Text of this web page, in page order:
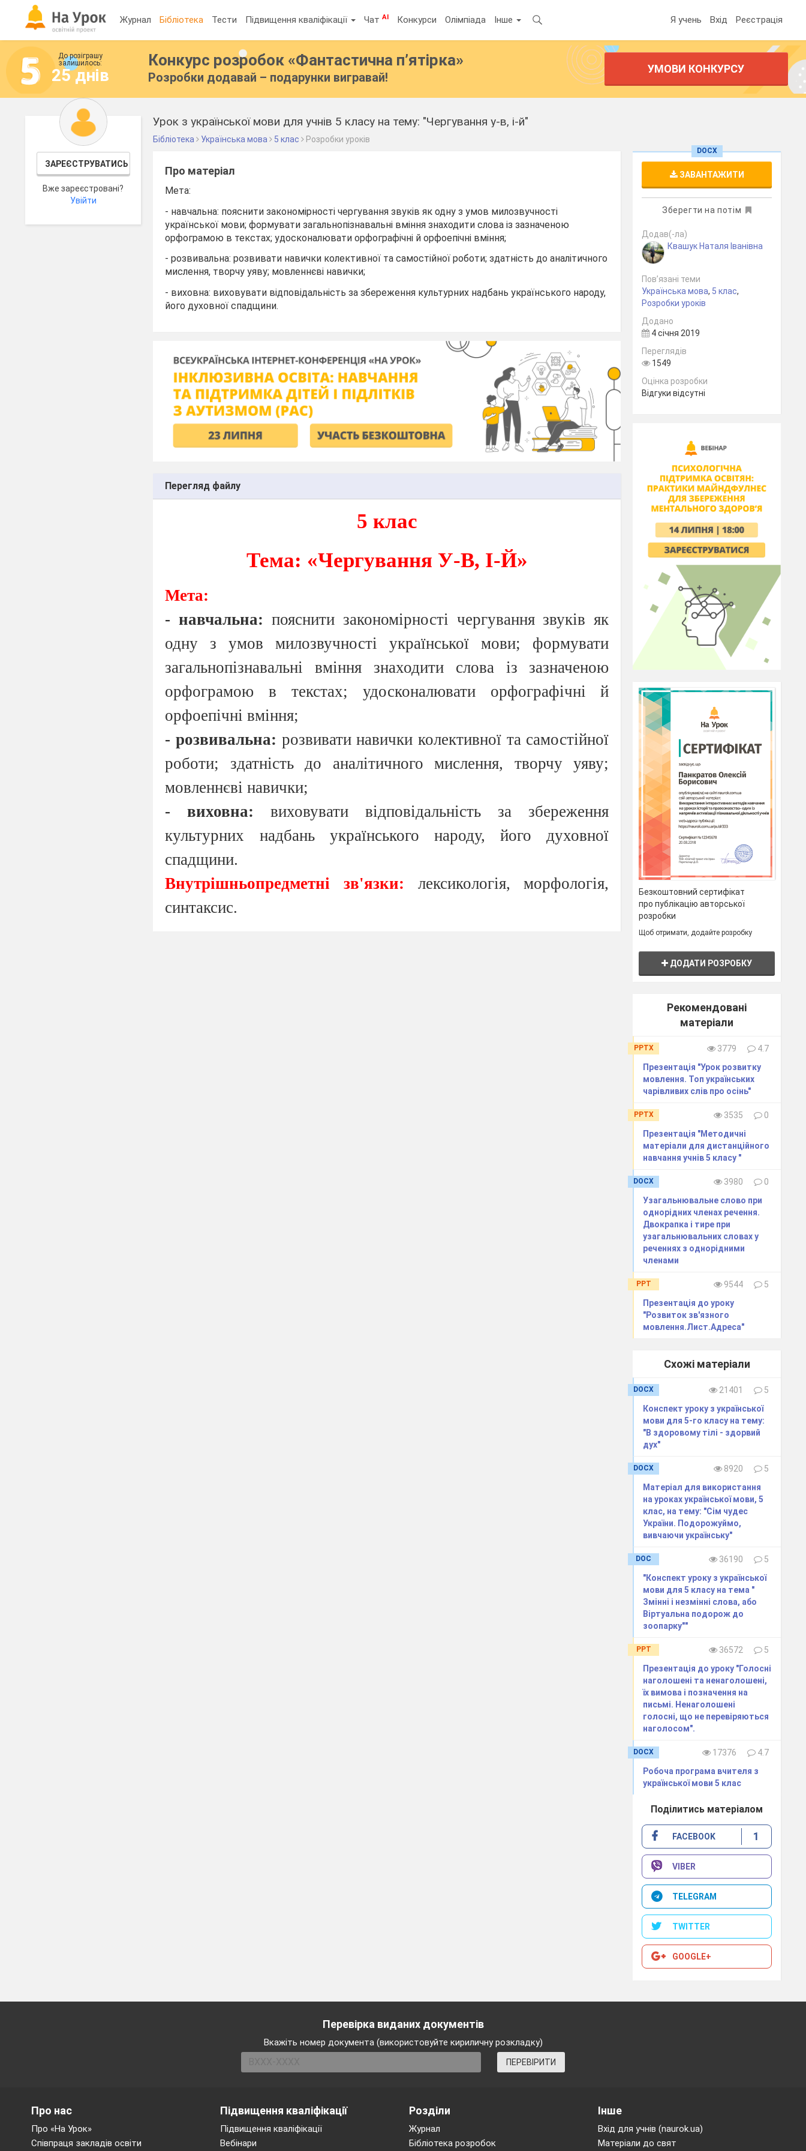
Журнал Бібліотека Тести Підвищення кваліфікації ЧатAI Конкурси Олімпіада Інше Я учень Вхід Реєстрація
До розіграшу
залишилось:
25 днів
Конкурс розробок «Фантастична п’ятірка»
Розробки додавай – подарунки вигравай!
УМОВИ КОНКУРСУ
ЗАРЕЄСТРУВАТИСЬ
Вже зареєстровані?
Увійти
Урок з української мови для учнів 5 класу на тему: "Чергування у-в, і-й"
Бібліотека Українська мова 5 клас Розробки уроків
Про матеріал
Мета:
- навчальна: пояснити закономірності чергування звуків як одну з умов милозвучності
української мови; формувати загальнопізнавальні вміння знаходити слова із зазначеною
орфограмою в текстах; удосконалювати орфографічні й орфоепічні вміння;
- розвивальна: розвивати навички колективної та самостійної роботи; здатність до аналітичного
мислення, творчу уяву; мовленнєві навички;
- виховна: виховувати відповідальність за збереження культурних надбань українського народу,
його духовної спадщини.
Перегляд файлу
5 клас
Тема: «Чергування У-В, І-Й»
Мета:
- навчальна: пояснити закономірності чергування звуків як
одну з умов милозвучності української мови; формувати
загальнопізнавальні вміння знаходити слова із зазначеною
орфограмою в текстах; удосконалювати орфографічні й
орфоепічні вміння;
- розвивальна: розвивати навички колективної та самостійної
роботи; здатність до аналітичного мислення, творчу уяву;
мовленнєві навички;
- виховна: виховувати відповідальність за збереження
культурних надбань українського народу, його духовної
спадщини.
Внутрішньопредметні зв'язки: лексикологія, морфологія,
синтаксис.
ваші знання.
1.-До дошки іде __________________і складає асоціативний кущ до теми «Звуки
Звуки
ненаголошені
DOCX
ЗАВАНТАЖИТИ
Зберегти на потім
Додав(-ла)
Квашук Наталя Іванівна
Пов’язані теми
Українська мова, 5 клас,
Розробки уроків
Додано
4 січня 2019
Переглядів
1549
Оцінка розробки
Відгуки відсутні
Безкоштовний сертифікат
про публікацію авторської
розробки
Щоб отримати, додайте розробку
ДОДАТИ РОЗРОБКУ
Рекомендовані
матеріали
PPTX 3779
4.7
Презентація "Урок розвитку
мовлення. Топ українських
чарівливих слів про осінь"
PPTX 3535
0
Презентація "Методичні
матеріали для дистанційного
навчання учнів 5 класу "
DOCX 3980
0
Узагальнювальне слово при
однорідних членах речення.
Двокрапка і тире при
узагальнювальних словах у
реченнях з однорідними
членами
PPT 9544
5
Презентація до уроку
"Розвиток зв'язного
мовлення.Лист.Адреса"
Схожі матеріали
DOCX 21401
5
Конспект уроку з української
мови для 5-го класу на тему:
"В здоровому тілі - здорвий
дух"
DOCX 8920
5
Матеріал для використання
на уроках української мови, 5
клас, на тему: "Сім чудес
України. Подорожуймо,
вивчаючи українську"
DOC 36190
5
"Конспект уроку з української
мови для 5 класу на тема "
Змінні і незмінні слова, або
Віртуальна подорож до
зоопарку""
PPT 36572
5
Презентація до уроку "Голосні
наголошені та ненаголошені,
їх вимова і позначення на
письмі. Ненаголошені
голосні, що не перевіряються
наголосом".
DOCX 17376
4.7
Робоча програма вчителя з
української мови 5 клас
Поділитись матеріалом
FACEBOOK 1
VIBER
TELEGRAM
TWITTER
GOOGLE+
Перевірка виданих документів
Вкажіть номер документа (використовуйте кириличну розкладку)
ПЕРЕВІРИТИ
Підвищення кваліфікації
Підвищення кваліфікації
Вебінари
Розділи
Журнал
Бібліотека розробок
Про нас
Про «На Урок»
Співпраця закладів освіти
Інше
Вхід для учнів (naurok.ua)
Матеріали до свят